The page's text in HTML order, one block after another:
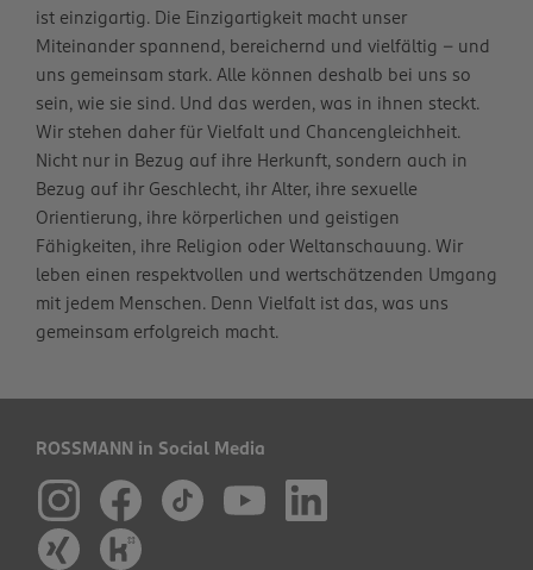
ist einzigartig. Die Einzigartigkeit macht unser
Miteinander spannend, bereichernd und vielfältig – und
uns gemeinsam stark. Alle können deshalb bei uns so
sein, wie sie sind. Und das werden, was in ihnen steckt.
Wir stehen daher für Vielfalt und Chancengleichheit.
Nicht nur in Bezug auf ihre Herkunft, sondern auch in
Bezug auf ihr Geschlecht, ihr Alter, ihre sexuelle
Orientierung, ihre körperlichen und geistigen
Fähigkeiten, ihre Religion oder Weltanschauung. Wir
leben einen respektvollen und wertschätzenden Umgang
mit jedem Menschen. Denn Vielfalt ist das, was uns
gemeinsam erfolgreich macht.
ROSSMANN in Social Media